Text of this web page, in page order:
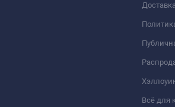
Доставка
Всё для